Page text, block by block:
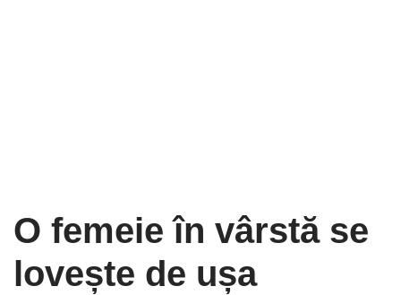
O femeie în vârstă se
lovește de ușa